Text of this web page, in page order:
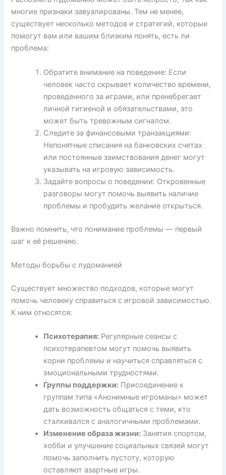
многие признаки завуалированы. Тем не менее,
существует несколько методов и стратегий, которые
помогут вам или вашим близким понять, есть ли
проблема:
Обратите внимание на поведение: Если
человек часто скрывает количество времени,
проведенного за играми, или пренебрегает
личной гигиеной и обязательствами, это
может быть тревожным сигналом.
Следите за финансовыми транзакциями:
Непонятные списания на банковских счетах
или постоянные заимствования денег могут
указывать на игровую зависимость.
Задайте вопросы о поведении: Откровенные
разговоры могут помочь выявить наличие
проблемы и пробудить желание открыться.
Важно помнить, что понимание проблемы — первый
шаг к её решению.
Методы борьбы с лудоманией
Существует множество подходов, которые могут
помочь человеку справиться с игровой зависимостью.
К ним относятся:
Психотерапия: Регулярные сеансы с
психотерапевтом могут помочь выявить
корни проблемы и научиться справляться с
эмоциональными трудностями.
Группы поддержки: Присоединение к
группам типа «Анонимные игроманы» может
дать возможность общаться с теми, кто
сталкивался с аналогичными проблемами.
Изменение образа жизни: Занятия спортом,
хобби и улучшение социальных связей могут
помочь заполнить пустоту, которую
оставляют азартные игры.